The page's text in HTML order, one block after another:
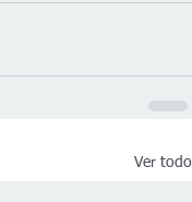
Ver todo